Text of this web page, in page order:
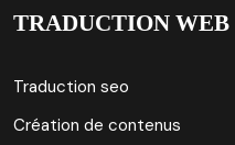
TRADUCTION WEB
Traduction seo
Création de contenus